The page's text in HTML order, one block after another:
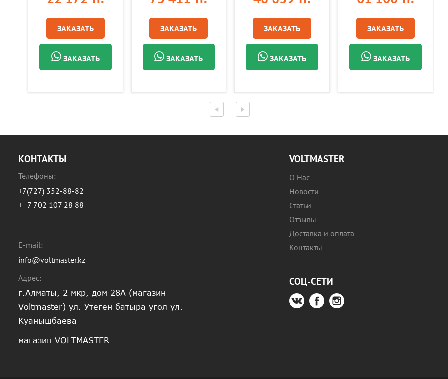
ЗАКАЗАТЬ
ЗАКАЗАТЬ
ЗАКАЗАТЬ
ЗАКАЗАТЬ
ЗАКАЗАТЬ
ЗАКАЗАТЬ
ЗАКАЗАТЬ
ЗАКАЗАТЬ
КОНТАКТЫ
Телефоны:
+7(727) 352-88-82
+ 7 702 107 28 88
E-mail:
info@voltmaster.kz
Адрес:
г.Алматы, 2 мкр, дом 28А (магазин
Voltmaster) ул. Утеген батыра угол ул.
Куанышбаева
магазин VOLTMASTER
VOLTMASTER
О Нас
Новости
Статьи
Отзывы
Доставка и оплата
Контакты
СОЦ-СЕТИ